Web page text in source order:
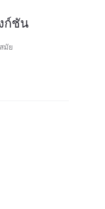
ก์ชัน
มัย